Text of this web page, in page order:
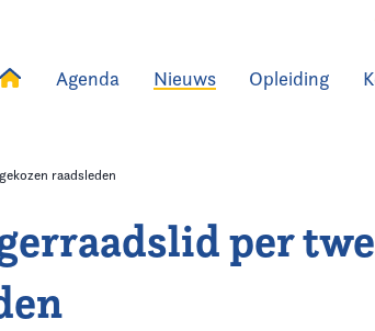
Agenda Nieuws Opleiding
raadsleden
per